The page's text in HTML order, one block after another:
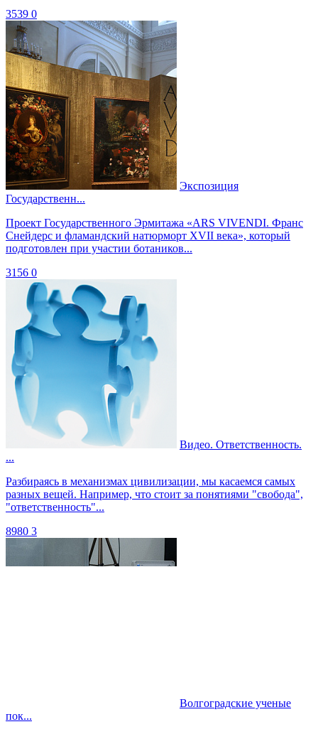
3539 0
Экспозиция
Государственн...
Проект Государственного Эрмитажа «ARS VIVENDI. Франс
Снейдерс и фламандский натюрморт XVII века», который
подготовлен при участии ботаников...
3156 0
Видео. Ответственность.
...
Разбираясь в механизмах цивилизации, мы касаемся самых
разных вещей. Например, что стоит за понятиями "свобода",
"ответственность"...
8980 3
Волгоградские ученые
пок...